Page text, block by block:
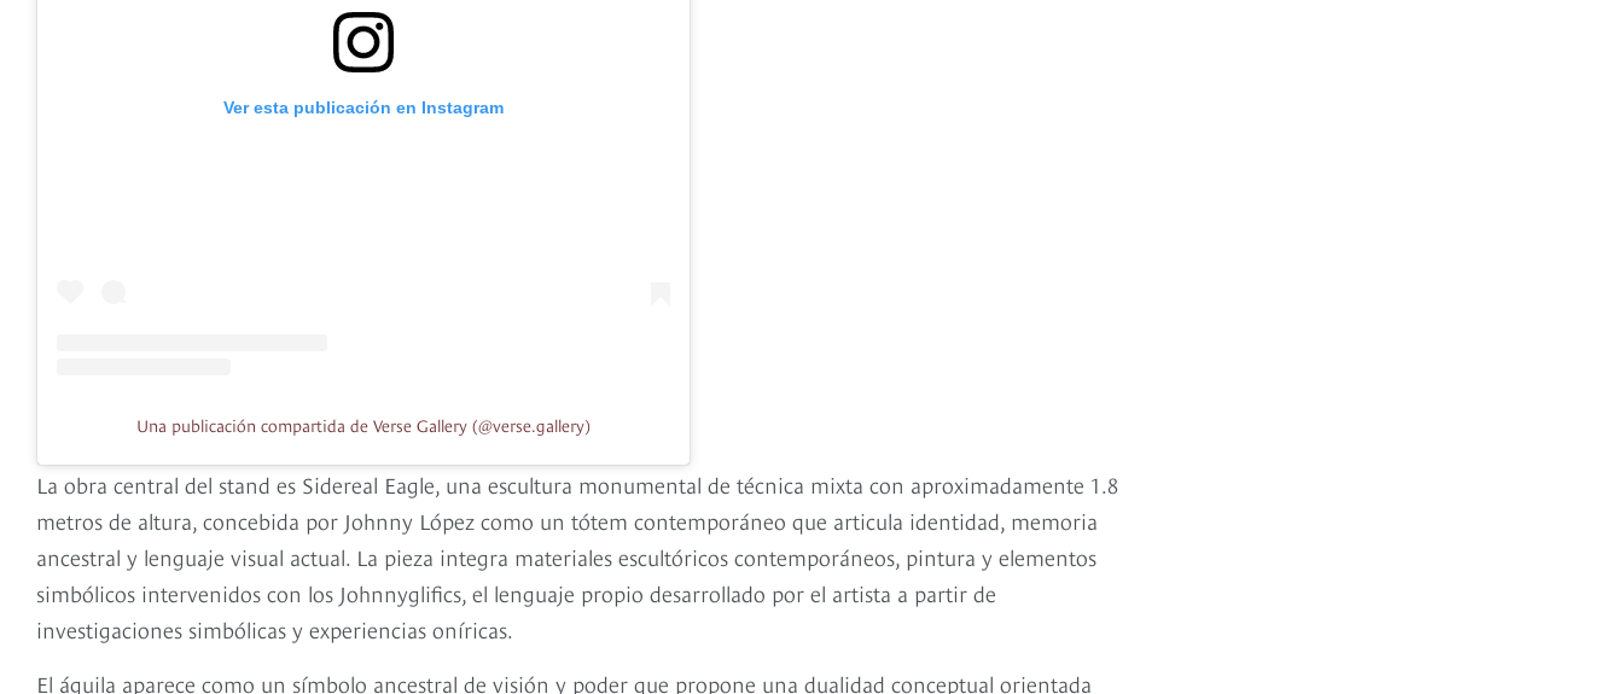
Ver esta publicación en Instagram
Una publicación compartida de Verse Gallery (@verse.gallery)
La obra central del stand es Sidereal Eagle, una escultura monumental de técnica mixta con aproximadamente 1.8
metros de altura, concebida por Johnny López como un tótem contemporáneo que articula identidad, memoria
ancestral y lenguaje visual actual. La pieza integra materiales escultóricos contemporáneos, pintura y elementos
simbólicos intervenidos con los Johnnyglifics, el lenguaje propio desarrollado por el artista a partir de
investigaciones simbólicas y experiencias oníricas.
El águila aparece como un símbolo ancestral de visión y poder que propone una dualidad conceptual orientada